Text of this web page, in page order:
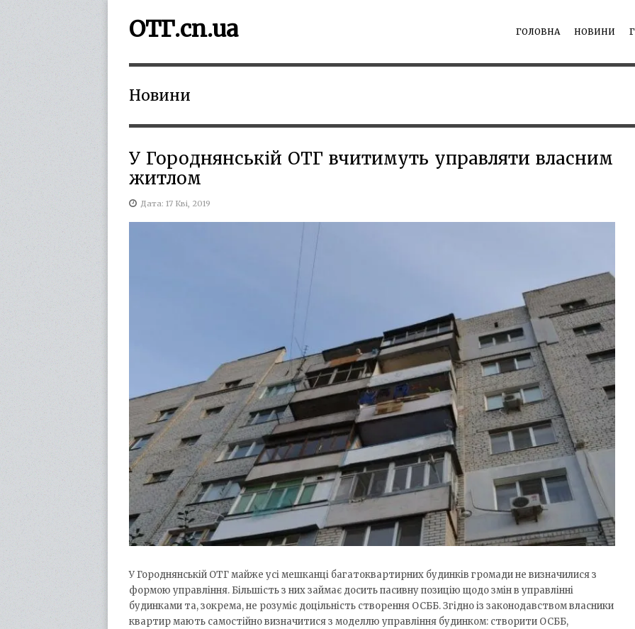
ГОЛОВНА НОВИНИ
ОТГ.cn.ua
Новини
У Городнянській ОТГ вчитимуть управляти власним
житлом
Дата: 17 Кві, 2019
У Городнянській ОТГ майже усі мешканці багатоквартирних будинків громади не визначилися з
формою управління. Більшість з них займає досить пасивну позицію щодо змін в управлінні
будинками та, зокрема, не розуміє доцільність створення ОСББ. Згідно із законодавством власники
квартир мають самостійно визначитися з моделлю управління будинком: створити ОСББ,